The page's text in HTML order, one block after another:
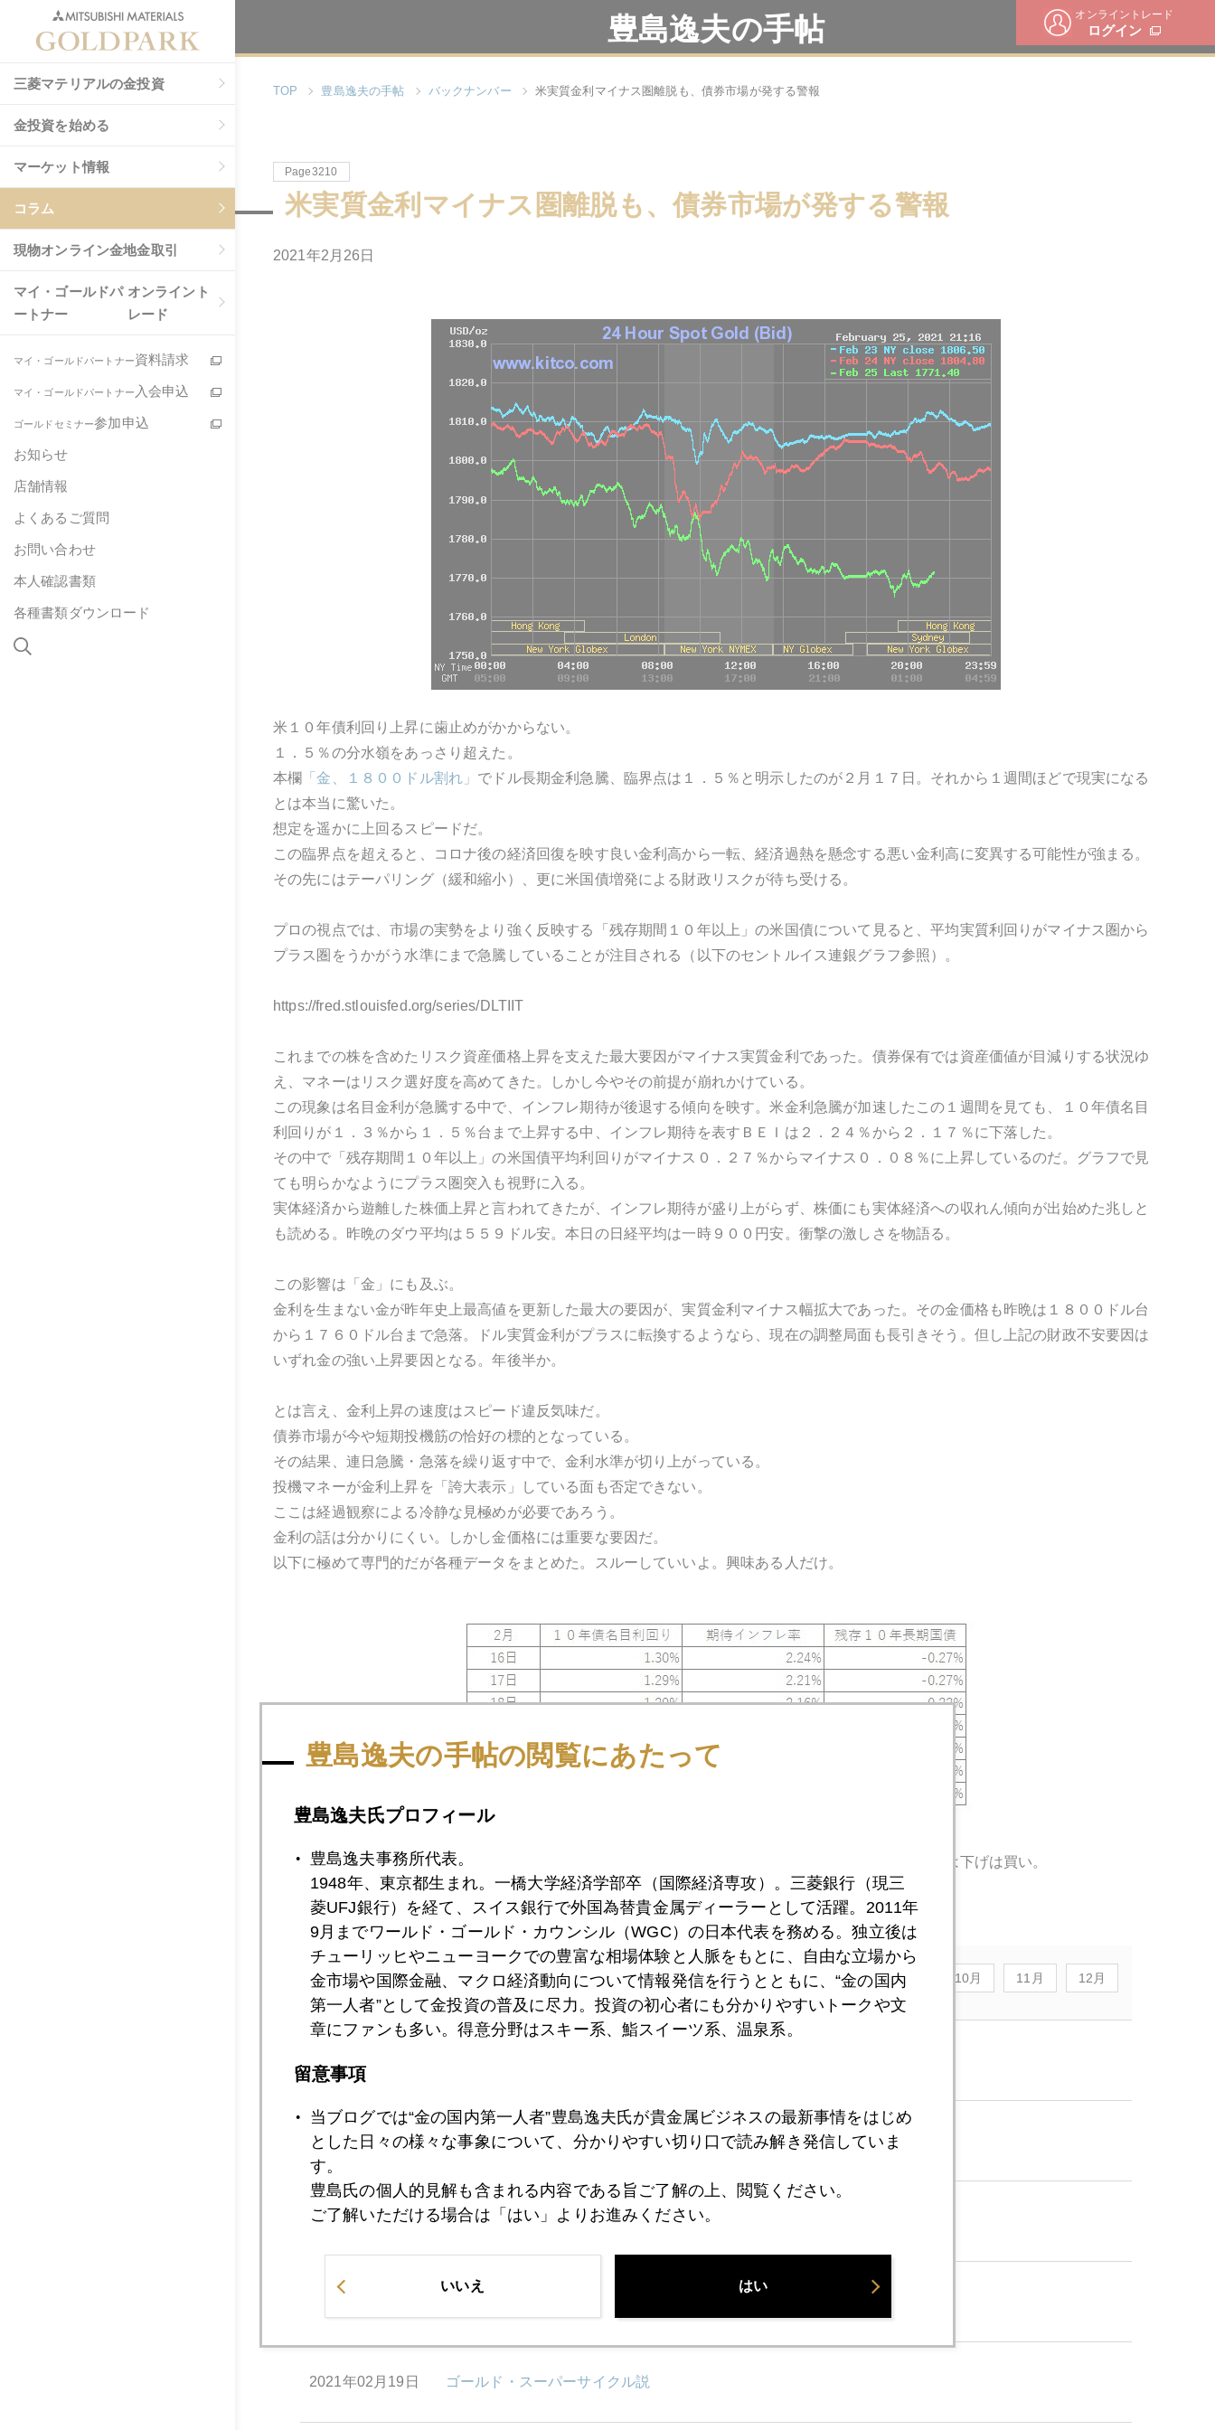
オンライントレード
ログイン
三菱マテリアルの金投資
金投資を始める
マーケット情報
コラム
現物オンライン金地金取引
マイ・ゴールドパ
ートナー
オンライント
レード
マイ・ゴールドパートナー資料請求
マイ・ゴールドパートナー 入会申込
ゴールドセミナー参加申込
お知らせ
店舗情報
よくあるご質問
お問い合わせ
本人確認書類
各種書類ダウンロード
豊島逸夫の手帖
TOP 豊島逸夫の手帖 バックナンバー 米実質金利マイナス圏離脱も、債券市場が発する警報
Page3210
米実質金利マイナス圏離脱も、債券市場が発する警報
2021年2月26日
米１０年債利回り上昇に歯止めがかからない。
１．５％の分水嶺をあっさり超えた。
本欄 「金、１８００ドル割れ」 でドル長期金利急騰、臨界点は１．５％と明示したのが２月１７日。それから１週間ほどで現実になる
とは本当に驚いた。
想定を遥かに上回るスピードだ。
この臨界点を超えると、コロナ後の経済回復を映す良い金利高から一転、経済過熱を懸念する悪い金利高に変異する可能性が強まる。
その先にはテーパリング（緩和縮小）、更に米国債増発による財政リスクが待ち受ける。
プロの視点では、市場の実勢をより強く反映する「残存期間１０年以上」の米国債について見ると、平均実質利回りがマイナス圏から
プラス圏をうかがう水準にまで急騰していることが注目される（以下のセントルイス連銀グラフ参照）。
https://fred.stlouisfed.org/series/DLTIIT
これまでの株を含めたリスク資産価格上昇を支えた最大要因がマイナス実質金利であった。債券保有では資産価値が目減りする状況ゆ
え、マネーはリスク選好度を高めてきた。しかし今やその前提が崩れかけている。
この現象は名目金利が急騰する中で、インフレ期待が後退する傾向を映す。米金利急騰が加速したこの１週間を見ても、１０年債名目
利回りが１．３％から１．５％台まで上昇する中、インフレ期待を表すＢＥＩは２．２４％から２．１７％に下落した。
その中で「残存期間１０年以上」の米国債平均利回りがマイナス０．２７％からマイナス０．０８％に上昇しているのだ。グラフで見
ても明らかなようにプラス圏突入も視野に入る。
実体経済から遊離した株価上昇と言われてきたが、インフレ期待が盛り上がらず、株価にも実体経済への収れん傾向が出始めた兆しと
も読める。昨晩のダウ平均は５５９ドル安。本日の日経平均は一時９００円安。衝撃の激しさを物語る。
この影響は「金」にも及ぶ。
金利を生まない金が昨年史上最高値を更新した最大の要因が、実質金利マイナス幅拡大であった。その金価格も昨晩は１８００ドル台
から１７６０ドル台まで急落。ドル実質金利がプラスに転換するようなら、現在の調整局面も長引きそう。但し上記の財政不安要因は
いずれ金の強い上昇要因となる。年後半か。
とは言え、金利上昇の速度はスピード違反気味だ。
債券市場が今や短期投機筋の恰好の標的となっている。
その結果、連日急騰・急落を繰り返す中で、金利水準が切り上がっている。
投機マネーが金利上昇を「誇大表示」している面も否定できない。
ここは経過観察による冷静な見極めが必要であろう。
金利の話は分かりにくい。しかし金価格には重要な要因だ。
以下に極めて専門的だが各種データをまとめた。スルーしていいよ。興味ある人だけ。
最後に今日の朝日新聞朝刊に「年金が金を運用対象として買う時代」と題して寄稿しています。長期では下げは買い。
2021年 1月 2月 3月 4月 5月 6月 7月 8月 9月 10月 11月 12月
2021年02月25日 バフェット氏、金鉱株、見切り売却
2021年02月24日 テスラ社、ビットコイン含み益が本業を上回る日
2021年02月19日 ゴールド・スーパーサイクル説
豊島逸夫の手帖の閲覧にあたって
豊島逸夫氏プロフィール
豊島逸夫事務所代表。
1948年、東京都生まれ。一橋大学経済学部卒（国際経済専攻）。三菱銀行（現三
菱UFJ銀行）を経て、スイス銀行で外国為替貴金属ディーラーとして活躍。2011年
9月までワールド・ゴールド・カウンシル（WGC）の日本代表を務める。独立後は
チューリッヒやニューヨークでの豊富な相場体験と人脈をもとに、自由な立場から
金市場や国際金融、マクロ経済動向について情報発信を行うとともに、“金の国内
第一人者”として金投資の普及に尽力。投資の初心者にも分かりやすいトークや文
章にファンも多い。得意分野はスキー系、鮨スイーツ系、温泉系。
留意事項
当ブログでは“金の国内第一人者”豊島逸夫氏が貴金属ビジネスの最新事情をはじめ
とした日々の様々な事象について、分かりやすい切り口で読み解き発信していま
す。
豊島氏の個人的見解も含まれる内容である旨ご了解の上、閲覧ください。
ご了解いただける場合は「はい」よりお進みください。
いいえ はい